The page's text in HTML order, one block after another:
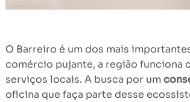
O Barreiro é um dos mais
comércio pujante, a região funciona
serviços locais. A busca por um
oficina que faça parte desse